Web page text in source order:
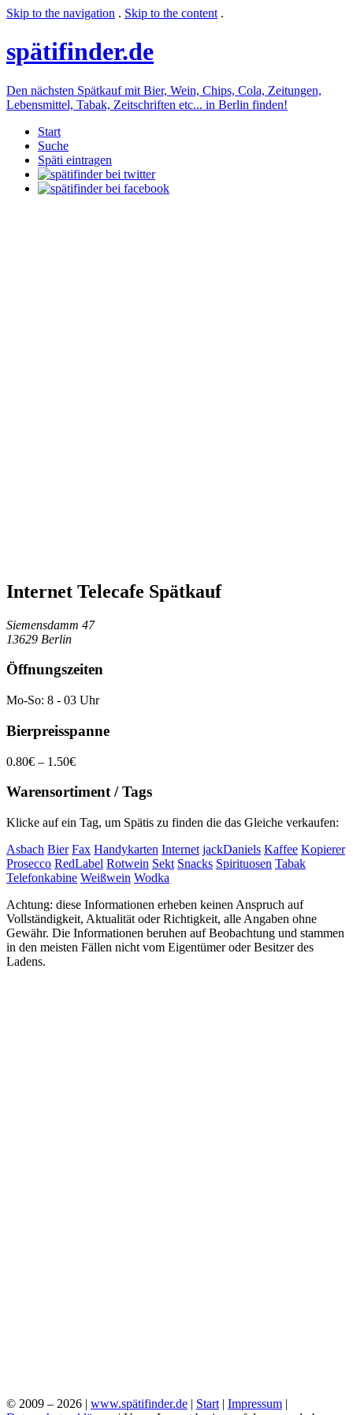
Skip to the navigation . Skip to the content .
spätifinder.de
Den nächsten Spätkauf mit Bier, Wein, Chips, Cola, Zeitungen,
Lebensmittel, Tabak, Zeitschriften etc... in Berlin finden!
Start
Suche
Späti eintragen
Internet Telecafe Spätkauf
Siemensdamm 47
13629 Berlin
Öffnungszeiten
Mo-So: 8 - 03 Uhr
Bierpreisspanne
0.80€ – 1.50€
Warensortiment / Tags
Klicke auf ein Tag, um Spätis zu finden die das Gleiche verkaufen:
Asbach Bier Fax Handykarten Internet jackDaniels Kaffee Kopierer
Prosecco RedLabel Rotwein Sekt Snacks Spirituosen Tabak
Telefonkabine Weißwein Wodka
Achtung: diese Informationen erheben keinen Anspruch auf
Vollständigkeit, Aktualität oder Richtigkeit, alle Angaben ohne
Gewähr. Die Informationen beruhen auf Beobachtung und stammen
in den meisten Fällen nicht vom Eigentümer oder Besitzer des
Ladens.
© 2009 – 2026 | www.spätifinder.de | Start | Impressum |